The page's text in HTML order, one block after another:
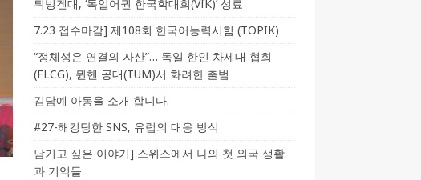
튀빙겐대, ‘독일어권 한국학대회(VfK)’ 성료
7.23 접수마감] 제108회 한국어능력시험 (TOPIK)
“정체성은 연결의 자산”… 독일 한인 차세대 협회
(FLCG), 뮌헨 공대(TUM)서 화려한 출범
김담예 아동을 소개 합니다.
#27-해킹당한 SNS, 유럽의 대응 방식
남기고 싶은 이야기] 스위스에서 나의 첫 외국 생활
과 기억들